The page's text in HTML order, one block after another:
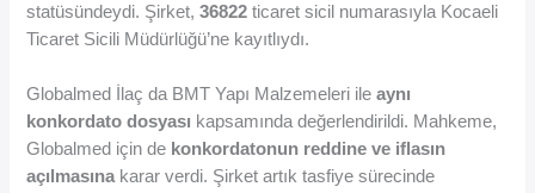
statüsündeydi. Şirket,36822 ticaret sicil numarasıyla Kocaeli
Ticaret Sicili Müdürlüğü’ne kayıtlıydı.
Globalmed İlaç da BMT Yapı Malzemeleri ileaynı
konkordato dosyası kapsamında değerlendirildi. Mahkeme,
Globalmed için de konkordatonun reddine ve iflasın
açılmasına karar verdi. Şirket artık tasfiye sürecinde